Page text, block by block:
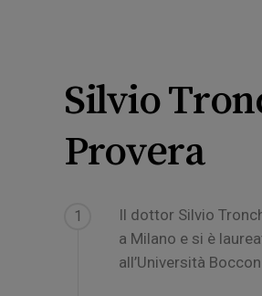
Silvio
Provera
1
Il dottor Silvio
a Milano e si è
all’Università